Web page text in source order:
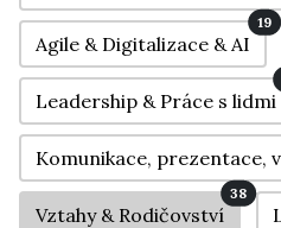
Agile & Digitalizace & AI
19
Leadership & Práce s lidmi
Komunikace, prezentace,
Vztahy & Rodičovství
38